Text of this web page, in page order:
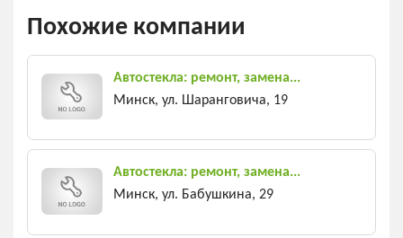
Похожие компании
Автостекла: ремонт, замена...
Минск, ул. Шаранговича, 19
Автостекла: ремонт, замена...
Минск, ул. Бабушкина, 29